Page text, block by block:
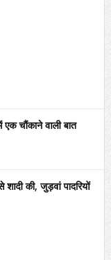
चौंकाने वाली बात
की, जुड़वां पादरियों